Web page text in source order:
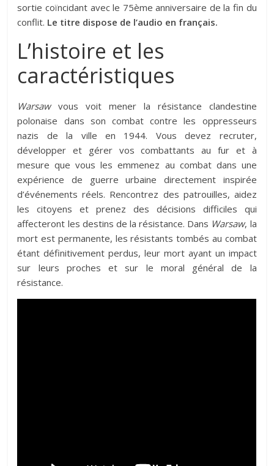
sortie coïncidant avec le 75ème anniversaire de la fin du
conflit. Le titre dispose de l’audio en français.
L’histoire et les
caractéristiques
Warsawvous voit mener la résistance clandestine
polonaise dans son combat contre les oppresseurs
nazis de la ville en 1944. Vous devez recruter,
développer et gérer vos combattants au fur et à
mesure que vous les emmenez au combat dans une
expérience de guerre urbaine directement inspirée
d’événements réels. Rencontrez des patrouilles, aidez
les citoyens et prenez des décisions difficiles qui
affecteront les destins de la résistance. Dans Warsaw, la
mort est permanente, les résistants tombés au combat
étant définitivement perdus, leur mort ayant un impact
sur leurs proches et sur le moral général de la
résistance.